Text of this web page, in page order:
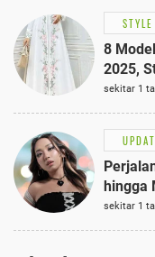
STYLE
8
2025,
Semi-
sekitar 1
hingga
sekitar 1